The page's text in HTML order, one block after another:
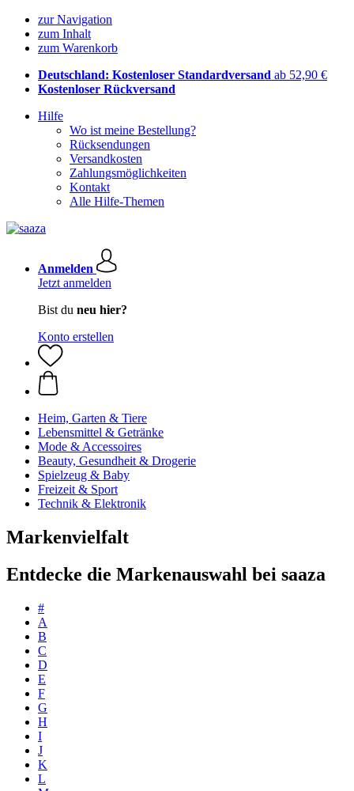
zur Navigation
zum Inhalt
zum Warenkorb
Deutschland: Kostenloser Standardversand ab 52,90 €
Kostenloser Rückversand
Hilfe
Wo ist meine Bestellung?
Rücksendungen
Versandkosten
Zahlungsmöglichkeiten
Kontakt
Alle Hilfe-Themen
Anmelden
Jetzt anmelden
Bist du neu hier?
Konto erstellen
Heim, Garten & Tiere
Lebensmittel & Getränke
Mode & Accessoires
Beauty, Gesundheit & Drogerie
Spielzeug & Baby
Freizeit & Sport
Technik & Elektronik
Markenvielfalt
Entdecke die Markenauswahl bei saaza
#
A
B
C
D
E
F
G
H
I
J
K
L